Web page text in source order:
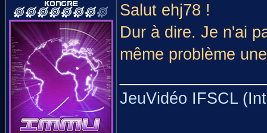
Salut ehj78 !
Dur à dire. Je n'ai
même problème
JeuVidéo IFSCL